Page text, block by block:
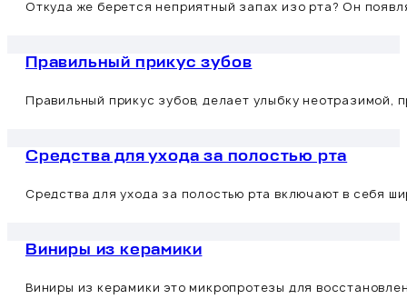
Откуда же берется неприятный запах изо рта? Он
Правильный прикус зубов
Правильный прикус зубов, делает улыбку неотразимой,
Средства для ухода за полостью рта
Средства для ухода за полостью рта включают в себя
Виниры из керамики
Виниры из керамики это микропротезы для